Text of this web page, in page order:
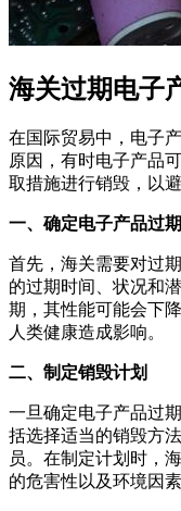
海关过期电子
在国际贸易中，电子
原因，有时电子产品
取措施进行销毁，以
一、确定电子产品过
首先，海关需要对过
的过期时间、状况和
期，其性能可能会下
人类健康造成影响。
二、制定销毁计划
一旦确定电子产品过
括选择适当的销毁方
员。在制定计划时，
的危害性以及环境因素